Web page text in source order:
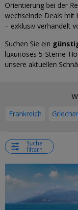
Orientierung bei der
wechselnde Deals mit
– exklusiv verhandelt
Suchen Sie ein
luxuriöses 5-Sterne-
unsere aktuellen
Frankreich
Suche
filtern